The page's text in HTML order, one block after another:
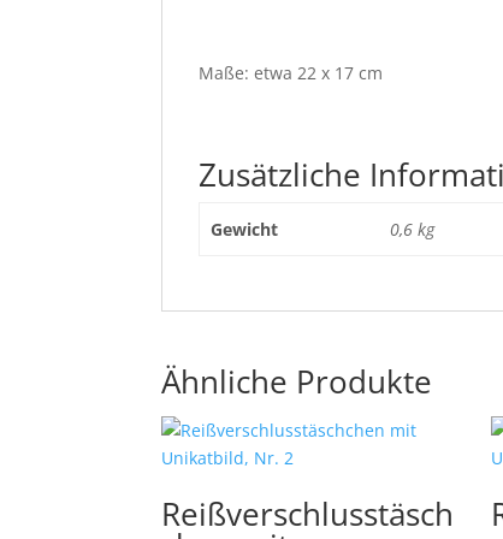
Maße: etwa 22 x 17 cm
Zusätzliche
Gewicht 0,6 kg
Ähnliche Produkte
Reißverschlusstäsch